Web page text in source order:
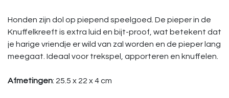
Honden zijn dol op piepend speelgoed. De pieper in de
Knuffelkreeft is extra luid en bijt-proof, wat betekent dat
je harige vriendje er wild van zal worden en de pieper lang
meegaat. Ideaal voor trekspel, apporteren en knuffelen.
Afmetingen: 25.5 x 22 x 4 cm